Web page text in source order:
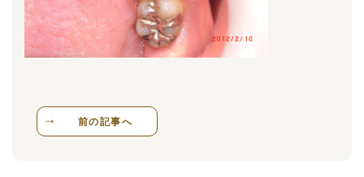
前の記事へ